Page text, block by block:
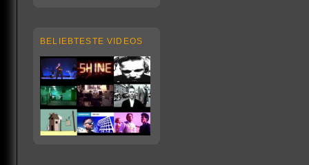
BELIEBTESTE VIDEOS